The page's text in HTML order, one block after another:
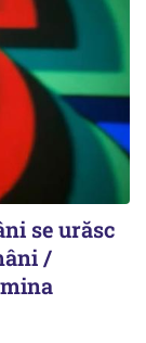
se urăsc
/